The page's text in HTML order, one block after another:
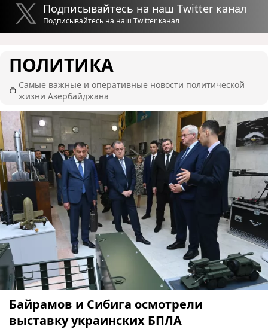
Подписывайтесь на наш Twitter канал
Подписывайтесь на наш Twitter канал
ПОЛИТИКА
Самые важные и оперативные новости политической
жизни Азербайджана
Байрамов и Сибига осмотрели
выставку украинских БПЛА